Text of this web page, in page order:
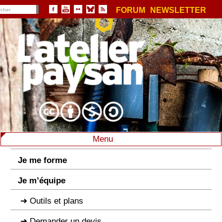
FORUM NEWSLETTER
Menu
Je me forme
Je m’équipe
Outils et plans